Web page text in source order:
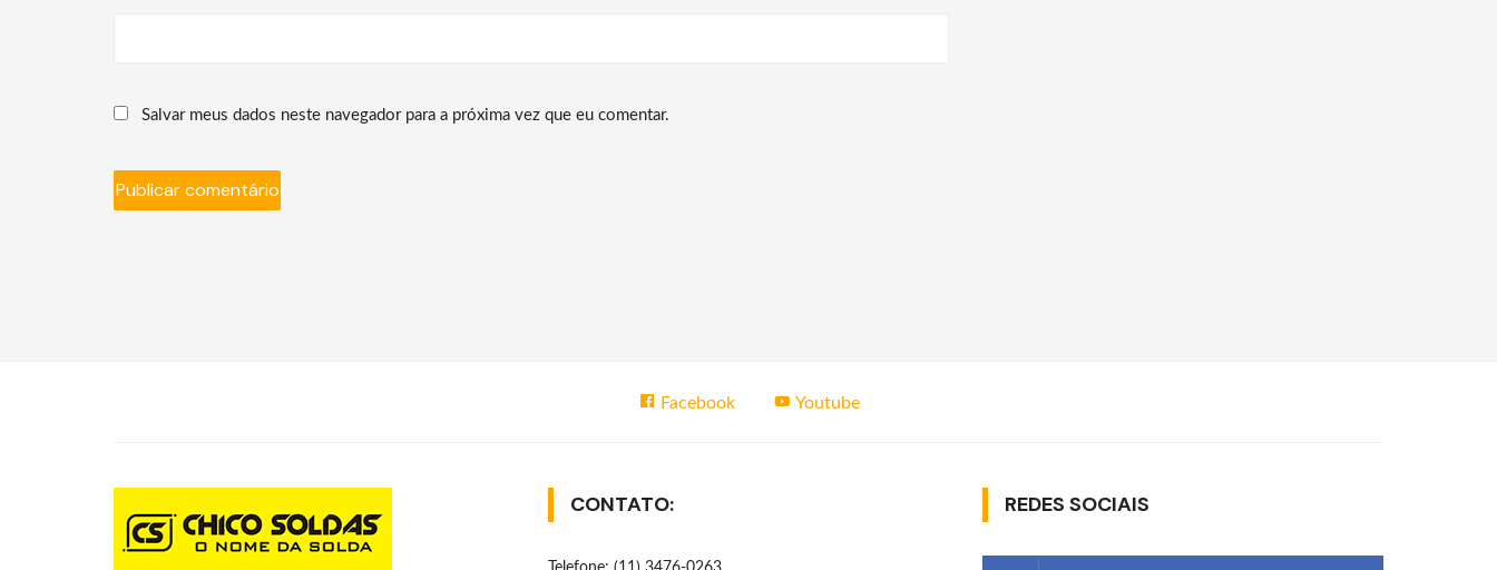
Salvar meus dados neste navegador para a próxima vez que eu comentar.
Facebook Youtube
CONTATO: REDES SOCIAIS